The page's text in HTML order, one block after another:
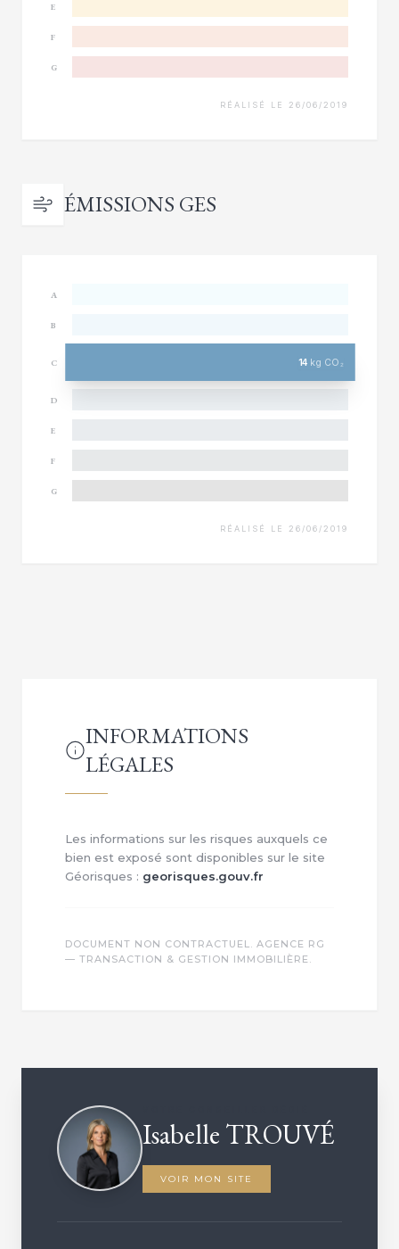
E
F
G
RÉALISÉ LE 26/06/2019
ÉMISSIONS GES
A
B
C 14 kg CO₂
D
E
F
G
RÉALISÉ LE 26/06/2019
INFORMATIONS
LÉGALES
Les informations sur les risques auxquels ce
bien est exposé sont disponibles sur le site
Géorisques : georisques.gouv.fr
DOCUMENT NON CONTRACTUEL. AGENCE RG
— TRANSACTION & GESTION IMMOBILIÈRE.
Isabelle TROUVÉ
VOIR MON SITE